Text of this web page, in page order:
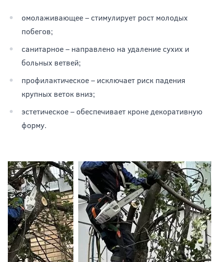
омолаживающее – стимулирует рост молодых
побегов;
санитарное – направлено на удаление сухих и
больных ветвей;
профилактическое – исключает риск падения
крупных веток вниз;
эстетическое – обеспечивает кроне декоративную
форму.